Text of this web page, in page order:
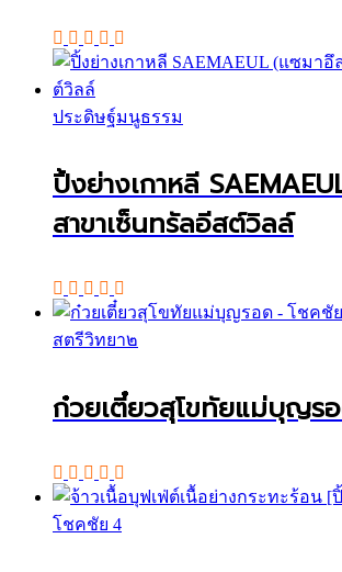
ประดิษฐ์มนูธรรม
ปิ้งย่างเกาหลี
สาขาเซ็นทรัลอีสต์วิลล์
สตรีวิทยา๒
ก๋วยเตี๋ยวสุโขทัยแม่บุญร
โชคชัย 4